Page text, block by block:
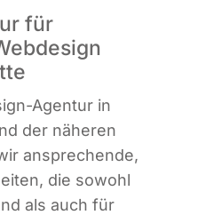
für
Agen­tur in
der nähe­ren
anspre­chen­de,
die sowohl
als auch für